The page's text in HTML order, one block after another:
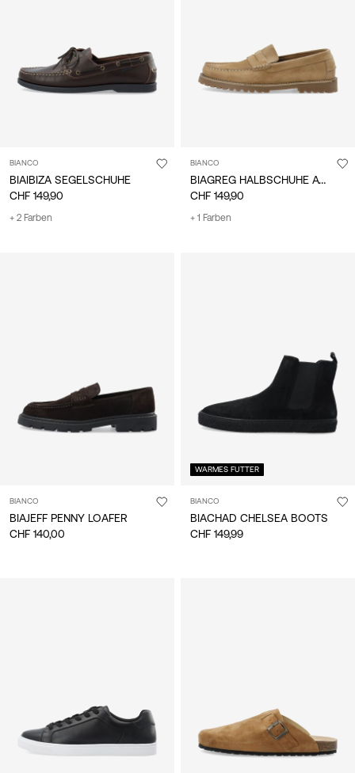
BIANCO
BIAIBIZA SEGELSCHUHE
CHF 149,90
+ 2 Farben
BIANCO
BIAGREG HALBSCHUHE AUS WILDLEDER
CHF 149,90
+ 1 Farben
BIANCO
BIAJEFF PENNY LOAFER
CHF 140,00
WARMES FUTTER
BIANCO
BIACHAD CHELSEA BOOTS
CHF 149,99